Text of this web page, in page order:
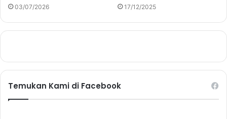
03/07/2026 17/12/2025
Temukan Kami di Facebook